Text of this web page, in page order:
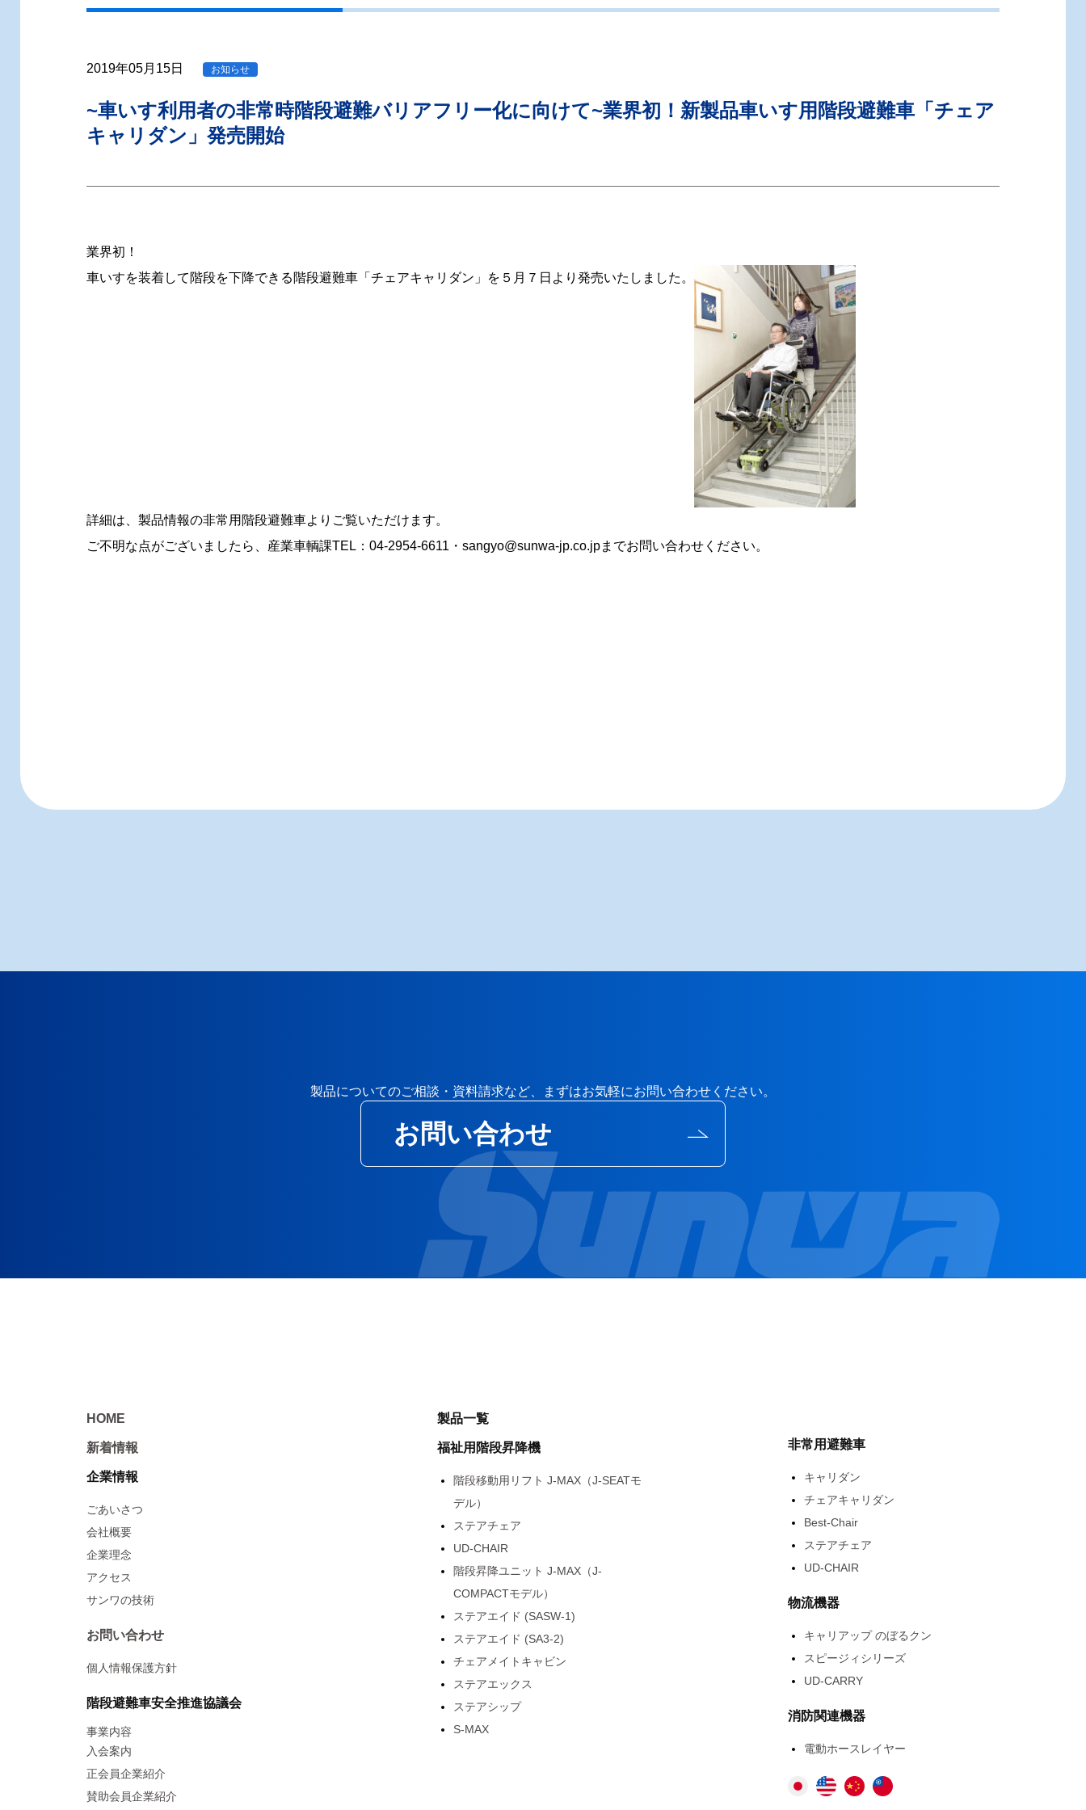
2019年05月15日 お知らせ
~車いす利用者の非常時階段避難バリアフリー化に向けて~業界初！新製品車いす用階段避難車「チェア
キャリダン」発売開始
業界初！
車いすを装着して階段を下降できる階段避難車「チェアキャリダン」を５月７日より発売いたしました。
詳細は、製品情報の非常用階段避難車よりご覧いただけます。
ご不明な点がございましたら、産業車輌課TEL：04-2954-6611・sangyo@sunwa-jp.co.jpまでお問い合わせください。
製品についてのご相談・資料請求など、まずはお気軽にお問い合わせください。
お問い合わせ
HOME
新着情報
企業情報
ごあいさつ
会社概要
企業理念
アクセス
サンワの技術
お問い合わせ
個人情報保護方針
階段避難車安全推進協議会
事業内容
入会案内
正会員企業紹介
賛助会員企業紹介
製品一覧
福祉用階段昇降機
階段移動用リフト J-MAX（J-SEATモ
デル）
ステアチェア
UD-CHAIR
階段昇降ユニット J-MAX（J-
COMPACTモデル）
ステアエイド (SASW-1)
ステアエイド (SA3-2)
チェアメイトキャビン
ステアエックス
ステアシップ
S-MAX
非常用避難車
キャリダン
チェアキャリダン
Best-Chair
ステアチェア
UD-CHAIR
物流機器
キャリアップ のぼるクン
スピージィシリーズ
UD-CARRY
消防関連機器
電動ホースレイヤー